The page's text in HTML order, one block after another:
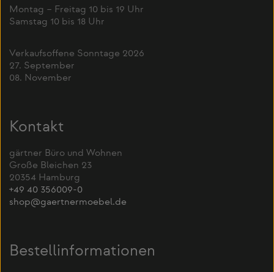
Montag – Freitag 10 bis 19 Uhr
Samstag 10 bis 18 Uhr
Verkaufsoffene Sonntage 2026
27. September
08. November
Kontakt
gärtner Büro und Wohnen
Große Bleichen 23
20354 Hamburg
+49 40 356009-0
shop@gaertnermoebel.de
Bestellinformationen